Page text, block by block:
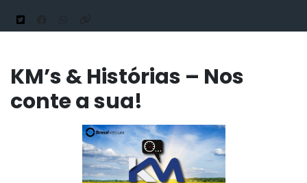
KM’s & Histórias – Nos
conte a sua!